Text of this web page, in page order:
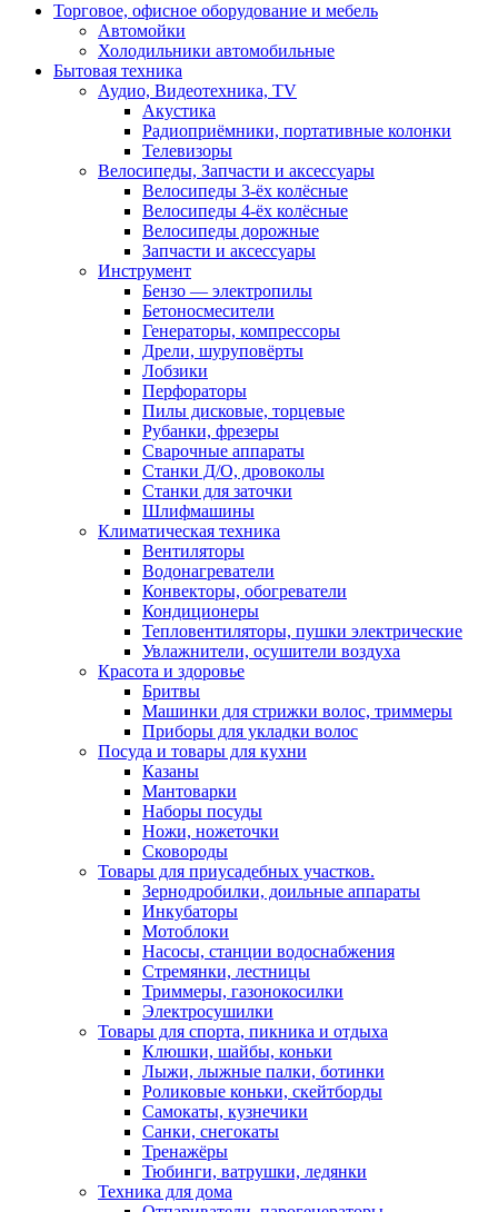
Торговое, офисное оборудование и мебель
Автомойки
Холодильники автомобильные
Бытовая техника
Аудио, Видеотехника, TV
Акустика
Радиоприёмники, портативные колонки
Телевизоры
Велосипеды, Запчасти и аксессуары
Велосипеды 3-ёх колёсные
Велосипеды 4-ёх колёсные
Велосипеды дорожные
Запчасти и аксессуары
Инструмент
Бензо — электропилы
Бетоносмесители
Генераторы, компрессоры
Дрели, шуруповёрты
Лобзики
Перфораторы
Пилы дисковые, торцевые
Рубанки, фрезеры
Сварочные аппараты
Станки Д/О, дровоколы
Станки для заточки
Шлифмашины
Климатическая техника
Вентиляторы
Водонагреватели
Конвекторы, обогреватели
Кондиционеры
Тепловентиляторы, пушки электрические
Увлажнители, осушители воздуха
Красота и здоровье
Бритвы
Машинки для стрижки волос, триммеры
Приборы для укладки волос
Посуда и товары для кухни
Казаны
Мантоварки
Наборы посуды
Ножи, ножеточки
Сковороды
Товары для приусадебных участков.
Зернодробилки, доильные аппараты
Инкубаторы
Мотоблоки
Насосы, станции водоснабжения
Стремянки, лестницы
Триммеры, газонокосилки
Электросушилки
Товары для спорта, пикника и отдыха
Клюшки, шайбы, коньки
Лыжи, лыжные палки, ботинки
Роликовые коньки, скейтборды
Самокаты, кузнечики
Санки, снегокаты
Тренажёры
Тюбинги, ватрушки, ледянки
Техника для дома